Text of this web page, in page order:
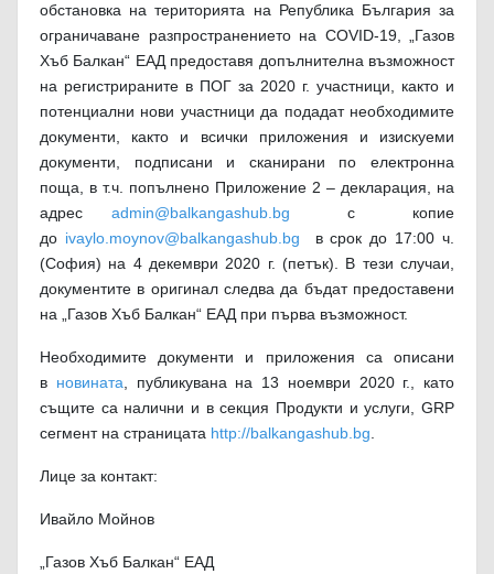
обстановка на територията на Република България за
ограничаване разпространението на COVID-19, „Газов
Хъб Балкан“ ЕАД предоставя допълнителна възможност
на регистрираните в ПОГ за 2020 г. участници, както и
потенциални нови участници да подадат необходимите
документи, както и всички приложения и изискуеми
документи, подписани и сканирани по електронна
поща, в т.ч. попълнено Приложение 2 – декларация, на
адрес admin@balkangashub.bg с копие
до ivaylo.moynov@balkangashub.bg в срок до 17:00 ч.
(София) на 4 декември 2020 г. (петък). В тези случаи,
документите в оригинал следва да бъдат предоставени
на „Газов Хъб Балкан“ ЕАД при първа възможност.
Необходимите документи и приложения са описани
в новината, публикувана на 13 ноември 2020 г., като
същите са налични и в секция Продукти и услуги, GRP
сегмент на страницата http://balkangashub.bg.
Лице за контакт:
Ивайло Мойнов
„Газов Хъб Балкан“ ЕАД